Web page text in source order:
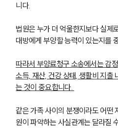
니다.
법원은 누가 더 억울한지보다 실제
대방에게 부양할 능력이 있는지를
따라서 부양료청구 소송에서는 감
소득, 재산, 건강 상태, 생활비 지출
는 것이 중요합니다.
같은 가족 사이의 분쟁이라도 어떤
원이 파악하는 사실관계는 달라질